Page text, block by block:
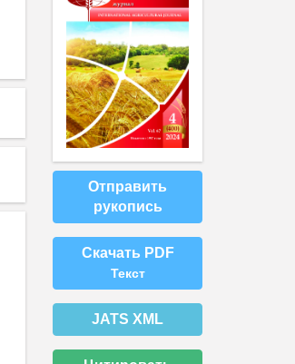
Отправить
рукопись
Скачать PDF
Текст
JATS XML